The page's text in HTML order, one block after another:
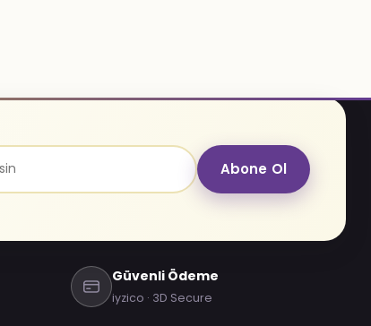
Abone Ol
Güvenli Ödeme
iyzico · 3D Secure